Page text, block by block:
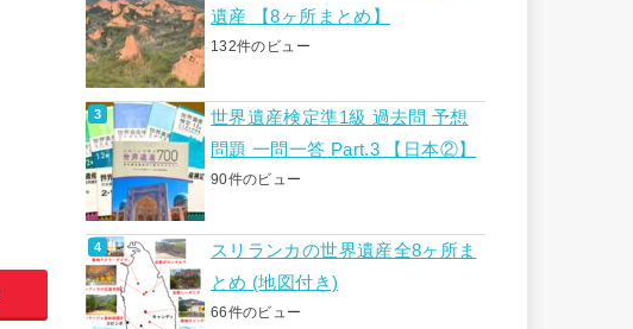
遺産 【8ヶ所まとめ】
132件のビュー
世界遺産検定準1級 過去問 予想
問題 一問一答 Part.3 【日本②】
90件のビュー
スリランカの世界遺産全8ヶ所ま
とめ (地図付き)
66件のビュー